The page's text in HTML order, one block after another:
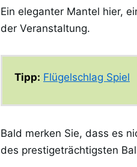
Ein eleganter Mantel hier,
der Veranstaltung.
Tipp: Flügelschlag Spiel
Bald merken Sie, dass es
des prestigeträchtigsten